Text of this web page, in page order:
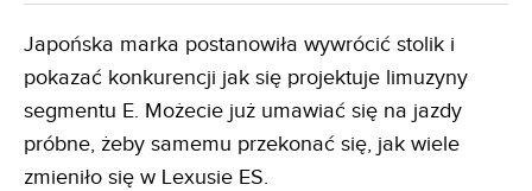
Japońska marka postanowiła wywrócić stolik i
pokazać konkurencji jak się projektuje limuzyny
segmentu E. Możecie już umawiać się na jazdy
próbne, żeby samemu przekonać się, jak wiele
zmieniło się w Lexusie ES.